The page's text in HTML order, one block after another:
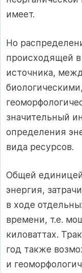
имеет.
Но
происходящей в
источника,
значительный
определения
вида ресурсов.
Общей
энергия,
в ходе
времени, т.е.
киловаттах.
год также
и